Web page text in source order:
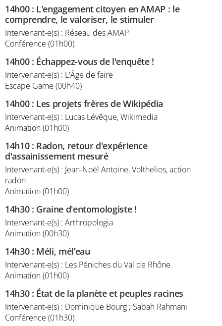
14h00: L'engagement citoyen en AMAP : le
comprendre, le valoriser, le stimuler
Intervenant-e(s) : Réseau des AMAP
Conférence (01h00)
14h00: Échappez-vous de l'enquête !
Intervenant-e(s) : L'Âge de faire
Escape Game (00h40)
14h00: Les projets frères de Wikipédia
Intervenant-e(s) : Lucas Lévêque, Wikimedia
Animation (01h00)
14h10: Radon, retour d'expérience
d'assainissement mesuré
Intervenant-e(s) : Jean-Noël Antoine, Volthelios, action
radon
Animation (01h00)
14h30: Graine d'entomologiste !
Intervenant-e(s) : Arthropologia
Animation (00h30)
14h30: Méli, mél’eau
Intervenant-e(s) : Les Péniches du Val de Rhône
Animation (01h00)
14h30: État de la planète et peuples racines
Intervenant-e(s) : Dominique Bourg ; Sabah Rahmani
Conférence (01h30)